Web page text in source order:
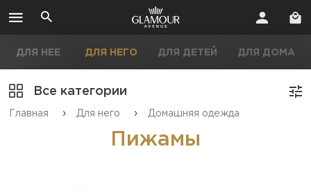
ДЛЯ НЕЕ ДЛЯ НЕГО ДЛЯ ДЕТЕЙ ДЛЯ ДОМА
Все категории
Главная › Для него › Домашняя одежда
Пижамы